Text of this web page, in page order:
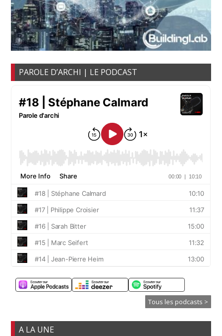
PAROLE D’ARCHI | LE PODCAST
Tous les podcasts >
A LA UNE